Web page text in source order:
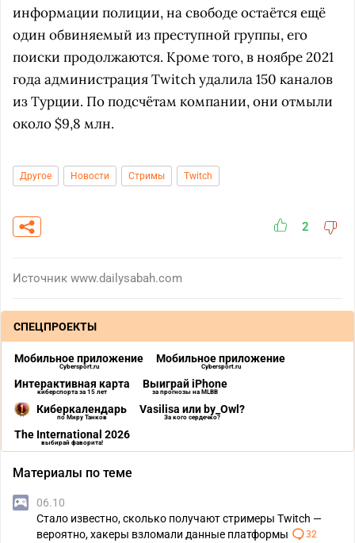
информации полиции, на свободе остаётся ещё
один обвиняемый из преступной группы, его
поиски продолжаются. Кроме того, в ноябре 2021
года администрация Twitch удалила 150 каналов
из Турции. По подсчётам компании, они отмыли
около $9,8 млн.
Другое Новости Стримы Twitch
2
Источник www.dailysabah.com
СПЕЦПРОЕКТЫ
Мобильное приложение
Cybersport.ru
Мобильное приложение
Cybersport.ru
Интерактивная карта
киберспорта за 15 лет
Выиграй iPhone
за прогнозы на MLBB
Киберкалендарь
по Миру Танков
Vasilisa или by_Owl?
За кого сердечко?
The International 2026
выбирай фаворита!
Материалы по теме
06.10
Стало известно, сколько получают стримеры Twitch —
вероятно, хакеры взломали данные платформы
32